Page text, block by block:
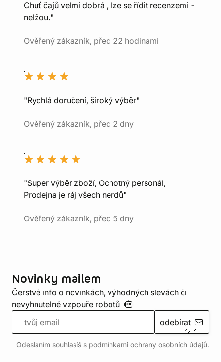
Chuť čajů velmi dobrá , lze se řídit recenzemi -
nelžou."
Ověřený zákazník, před 22 hodinami
"Rychlá doručení, široký výběr"
Ověřený zákazník, před 2 dny
"Super výběr zboží, Ochotný personál,
Prodejna je ráj všech nerdů"
Ověřený zákazník, před 5 dny
Novinky mailem
Čerstvé info o novinkách, výhodných slevách či
nevyhnutelné vzpouře robotů
odebírat
Odesláním souhlasíš s podmínkami ochrany osobních údajů.